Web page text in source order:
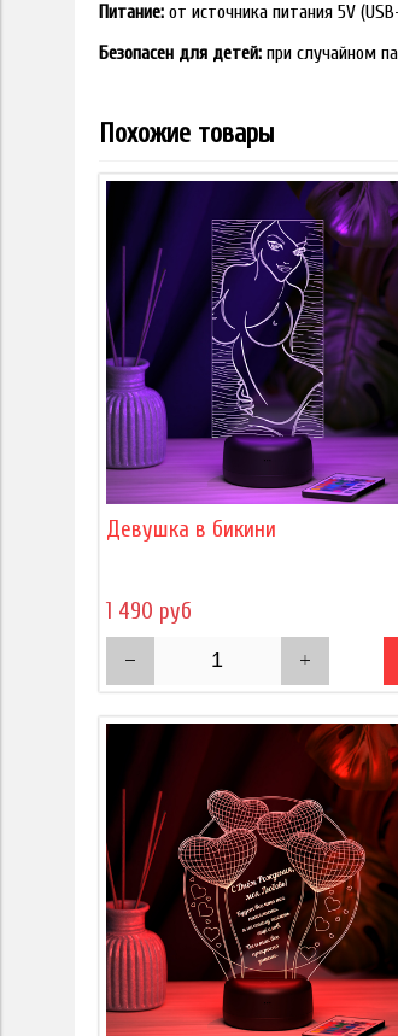
Питание: от источника питания 5V
Безопасен для детей: при случайном
Похожие товары
Девушка в бикини
1 490 руб